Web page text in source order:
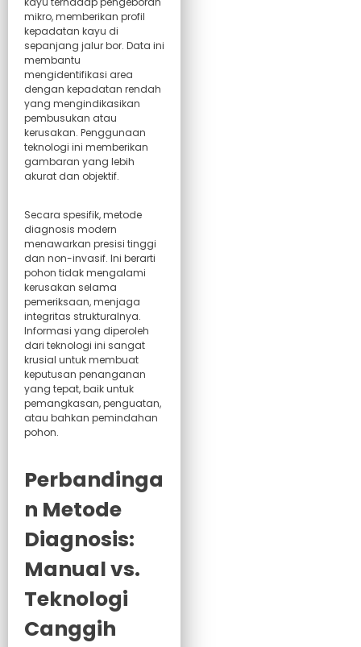
mikro, memberikan profil
kepadatan kayu di
sepanjang jalur bor. Data ini
membantu
mengidentifikasi area
dengan kepadatan rendah
yang mengindikasikan
pembusukan atau
kerusakan. Penggunaan
teknologi ini memberikan
gambaran yang lebih
akurat dan objektif.
Secara spesifik, metode
diagnosis modern
menawarkan presisi tinggi
dan non-invasif. Ini berarti
pohon tidak mengalami
kerusakan selama
pemeriksaan, menjaga
integritas strukturalnya.
Informasi yang diperoleh
dari teknologi ini sangat
krusial untuk membuat
keputusan penanganan
yang tepat, baik untuk
pemangkasan, penguatan,
atau bahkan pemindahan
pohon.
Perbandinga
n Metode
Diagnosis:
Manual vs.
Teknologi
Canggih